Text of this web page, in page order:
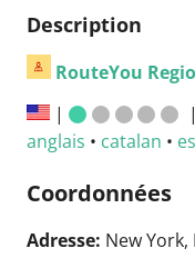
Description
RouteYou
|
|
anglais • catalan •
Coordonnées
Adresse: New